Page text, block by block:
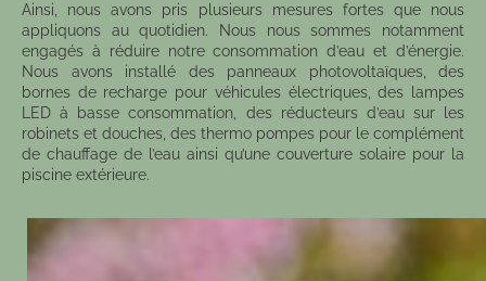
Ainsi, nous avons pris plusieurs mesures fortes que nous
appliquons au quotidien. Nous nous sommes notamment
engagés à réduire notre consommation d’eau et d’énergie.
Nous avons installé des panneaux photovoltaïques, des
bornes de recharge pour véhicules électriques, des lampes
LED à basse consommation, des réducteurs d’eau sur les
robinets et douches, des thermo pompes pour le complément
de chauffage de l’eau ainsi qu’une couverture solaire pour la
piscine extérieure.